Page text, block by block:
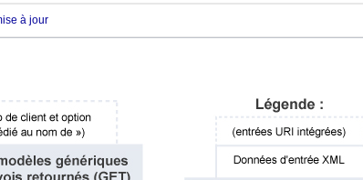
à jour